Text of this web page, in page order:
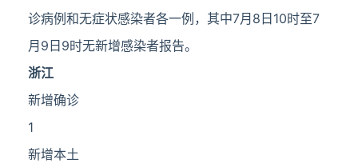
诊病例和无症状感染者各一例，其中7月8日10时至7
月9日9时无新增感染者报告。
浙江
新增确诊
1
新增本土